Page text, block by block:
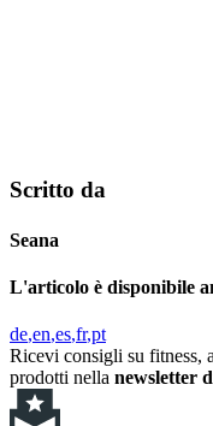
Scritto da
Seana
L'articolo è disponibile
de en es fr pt
Ricevi consigli su fitness,
prodotti nella newsletter